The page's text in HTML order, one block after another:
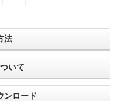
法
いて
ンロード